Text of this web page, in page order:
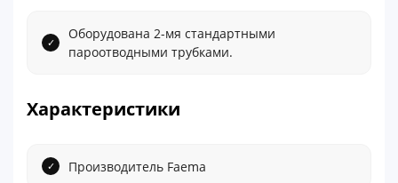
Оборудована 2-мя стандартными
пароотводными трубками.
Характеристики
Производитель Faema